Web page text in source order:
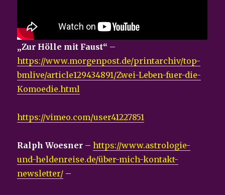
„Zur Hölle mit Faust“ –
https://www.morgenpost.de/printarchiv/top-
bmlive/article129434891/Zwei-Leben-fuer-die-
Komoedie.html
https://vimeo.com/user41227851
Ralph Woesner –https://www.astrologie-
und-heldenreise.de/über-mich-kontakt-
newsletter/ –